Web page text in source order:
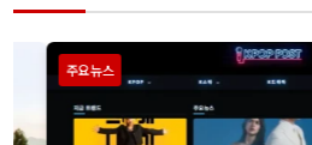
주요뉴스